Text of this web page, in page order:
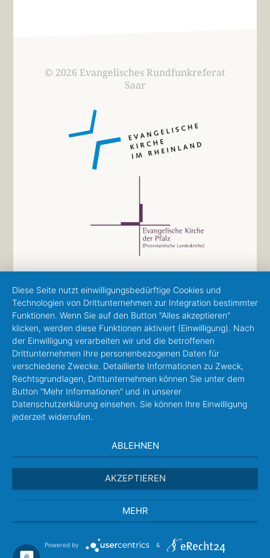
© 2026 Evangelisches Rundfunkreferat
Saar
Diese Seite nutzt einwilligungsbedürftige Cookies und
Technologien von Drittunternehmen zur Integration bestimmter
Funktionen. Wenn Sie auf den Button "Alles akzeptieren"
klicken, werden diese Funktionen aktiviert (Einwilligung). Nach
der Einwilligung verarbeiten wir und die betroffenen
Drittunternehmen Ihre personenbezogenen Daten für
verschiedene Zwecke. Detaillierte Informationen zu Zweck,
Rechtsgrundlagen, Drittunternehmen können Sie unter dem
Button "Mehr Informationen" und in unserer
Datenschutzerklärung einsehen. Sie können Ihre Einwilligung
jederzeit widerrufen.
ABLEHNEN
AKZEPTIEREN
MEHR
Powered by &